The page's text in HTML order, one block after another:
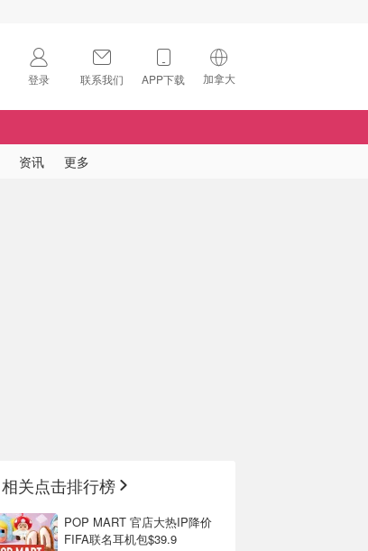
登录 联系我们 APP下载 加拿大
🇺🇸
资讯 更多
相关点击排行榜
POP MART 官店大热IP降价
FIFA联名耳机包$39.9